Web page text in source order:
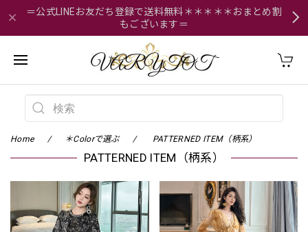
＝公式LINEお友だち登録で送料無料＊＊＊＊＊おまとめ割
もございます＝
Home ＊Colorで選ぶ PATTERNED ITEM（柄系）
PATTERNED ITEM（柄系）